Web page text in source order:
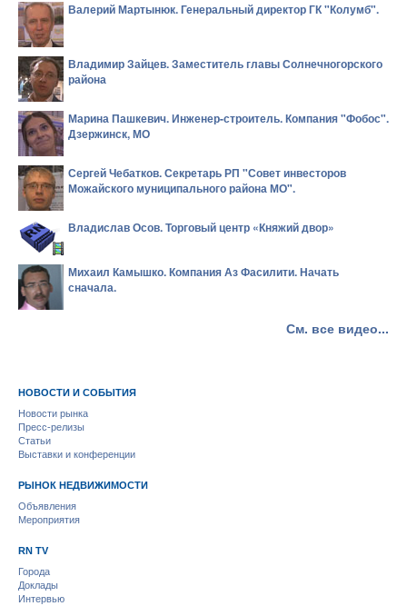
Валерий Мартынюк. Генеральный директор ГК "Колумб".
Владимир Зайцев. Заместитель главы Солнечногорского
района
Марина Пашкевич. Инженер-строитель. Компания "Фобос".
Дзержинск, МО
Сергей Чебатков. Секретарь РП "Совет инвесторов
Можайского муниципального района МО".
Владислав Осов. Торговый центр «Княжий двор»
Михаил Камышко. Компания Аз Фасилити. Начать
сначала.
См. все видео...
НОВОСТИ И СОБЫТИЯ
Новости рынка
Пресс-релизы
Статьи
Выставки и конференции
РЫНОК НЕДВИЖИМОСТИ
Объявления
Мероприятия
RN TV
Города
Доклады
Интервью